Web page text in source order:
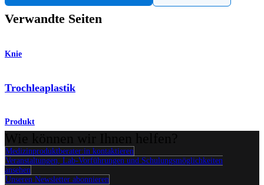
Verwandte Seiten
Knie
Trochleaplastik
Produkt
Medizinproduktberater:in kontaktieren
Veranstaltungen, Lab-Vorführungen und Schulungsmöglichkeiten
ansehen
Unseren Newsletter abonnieren